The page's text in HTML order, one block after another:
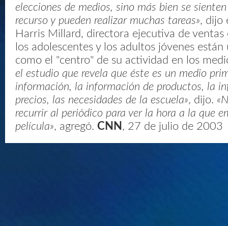
elecciones de medios, sino más bien se
recurso y pueden realizar muchas tareas», dijo
Harris Millard, directora ejecutiva de ventas
los adolescentes y los adultos jóvenes
como el "centro" de su actividad en los
el estudio que revela que éste es un medio
información, la información de productos, la
precios, las necesidades de la escuela», dijo.
recurrir al periódico para ver la hora a la que
película», agregó. CNN , 27 de julio de 2003